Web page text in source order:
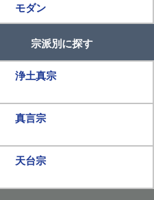
モダン
宗派別に探す
浄土真宗
真言宗
天台宗